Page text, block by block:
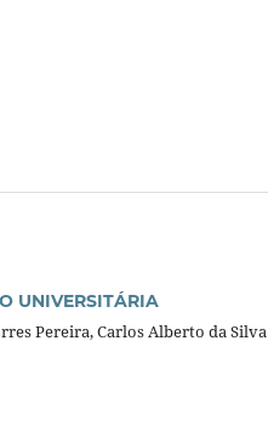
UNIVERSITÁRIA
Pereira, Carlos Alberto da Silva